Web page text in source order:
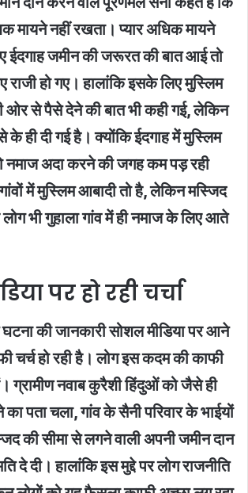
मायने नहीं रखता। प्यार अधिक मायने
ईदगाह जमीन की जरूरत की बात आई तो
राजी हो गए। हालांकि इसके लिए मुस्लिम
ओर से पैसे देने की बात भी कही गई, लेकिन
के ही दी गई है। क्योंकि ईदगाह में मुस्लिम
नमाज अदा करने की जगह कम पड़ रही
में मुस्लिम आबादी तो है, लेकिन मस्जिद
भी गुहाला गांव में ही नमाज के लिए आते
पर हो रही चर्चा
की जानकारी सोशल मीडिया पर आने
चर्च हो रही है। लोग इस कदम की काफी
ग्रामीण नवाब कुरैशी हिंदुओं को जैसे ही
पता चला, गांव के सैनी परिवार के भाईयों
की सीमा से लगने वाली अपनी जमीन दान
दे दी। हालांंकि इस मुद्दे पर लोग राजनीति